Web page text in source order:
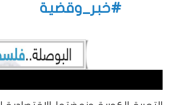
#خبر_وقضية